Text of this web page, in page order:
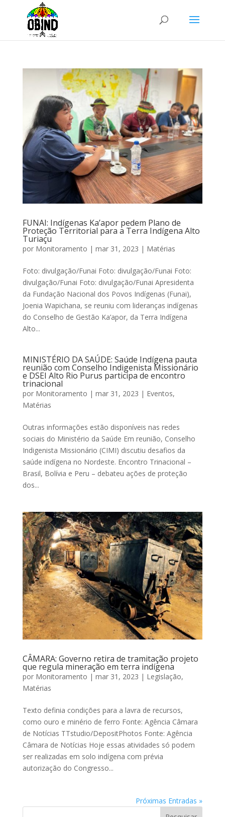
FUNAI: Indígenas Ka’apor pedem Plano de
Proteção Territorial para a Terra Indígena Alto
Turiaçu
por Monitoramento | mar 31, 2023 | Matérias
Foto: divulgação/Funai Foto: divulgação/Funai Foto:
divulgação/Funai Foto: divulgação/Funai Apresidenta
da Fundação Nacional dos Povos Indígenas (Funai),
Joenia Wapichana, se reuniu com lideranças indígenas
do Conselho de Gestão Ka’apor, da Terra Indígena
Alto...
MINISTÉRIO DA SAÚDE: Saúde Indígena pauta
reunião com Conselho Indigenista Missionário
e DSEI Alto Rio Purus participa de encontro
trinacional
por Monitoramento | mar 31, 2023 | Eventos,
Matérias
Outras informações estão disponíveis nas redes
sociais do Ministério da Saúde Em reunião, Conselho
Indigenista Missionário (CIMI) discutiu desafios da
saúde indígena no Nordeste. Encontro Trinacional –
Brasil, Bolívia e Peru – debateu ações de proteção
dos...
CÂMARA: Governo retira de tramitação projeto
que regula mineração em terra indígena
por Monitoramento | mar 31, 2023 | Legislação,
Matérias
Texto definia condições para a lavra de recursos,
como ouro e minério de ferro Fonte: Agência Câmara
de Notícias TTstudio/DepositPhotos Fonte: Agência
Câmara de Notícias Hoje essas atividades só podem
ser realizadas em solo indígena com prévia
autorização do Congresso...
Próximas Entradas »